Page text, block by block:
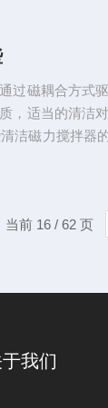
，检定可以及时
过磁耦合方式
，适当的清洁
洁磁力搅拌器
独清洗。-使用
当前 16 / 62 页
我们